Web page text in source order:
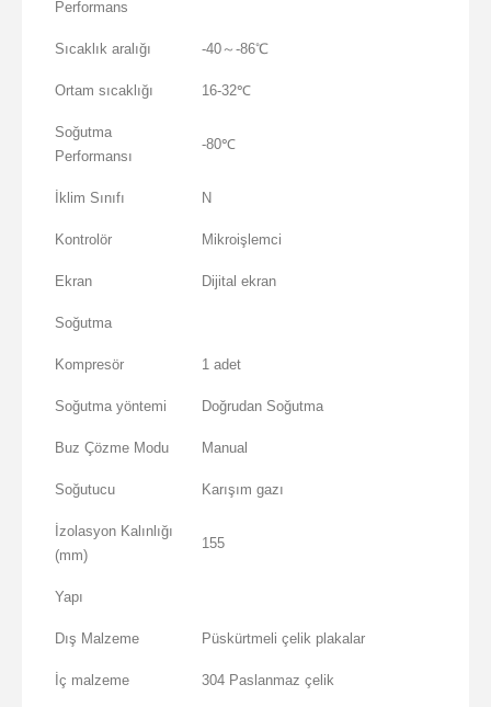
Performans
Sıcaklık aralığı -40～-86℃
Ortam sıcaklığı 16-32℃
Soğutma
Performansı
-80℃
İklim Sınıfı N
Kontrolör Mikroişlemci
Ekran Dijital ekran
Soğutma
Kompresör 1 adet
Soğutma yöntemi Doğrudan Soğutma
Buz Çözme Modu Manual
Soğutucu Karışım gazı
İzolasyon Kalınlığı
(mm)
155
Yapı
Dış Malzeme Püskürtmeli çelik plakalar
İç malzeme 304 Paslanmaz çelik